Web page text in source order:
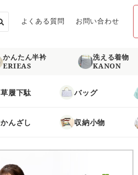
よくある質問 お問い合わせ
かんたん半衿
ERIEAS
洗える着物
KANON
草履下駄 バッグ
かんざし 収納小物